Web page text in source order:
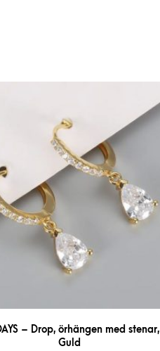
– Drop, örhängen med stenar,
Guld